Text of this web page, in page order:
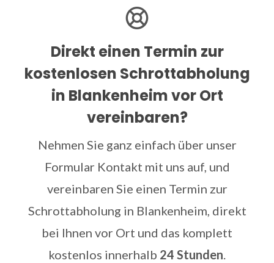
Direkt einen Termin zur
kostenlosen Schrottabholung
in Blankenheim vor Ort
vereinbaren?
Nehmen Sie ganz einfach über unser
Formular Kontakt mit uns auf, und
vereinbaren Sie einen Termin zur
Schrottabholung in Blankenheim, direkt
bei Ihnen vor Ort und das komplett
kostenlos innerhalb 24 Stunden.